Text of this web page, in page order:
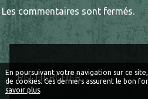
En poursuivant votre navigation sur ce
de cookies. Ces derniers assurent le bon
savoir plus.
Les commentaires sont fermés.
RECHERCHER